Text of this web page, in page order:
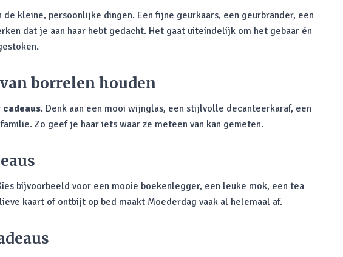
kleine, persoonlijke dingen. Een fijne geurkaars, een geurbrander, een
dat je aan haar hebt gedacht. Het gaat uiteindelijk om het gebaar én
borrelen houden
cadeaus. Denk aan een mooi wijnglas, een stijlvolle decanteerkaraf, een
Zo geef je haar iets waar ze meteen van kan genieten.
bijvoorbeeld voor een mooie boekenlegger, een leuke mok, een tea
kaart of ontbijt op bed maakt Moederdag vaak al helemaal af.